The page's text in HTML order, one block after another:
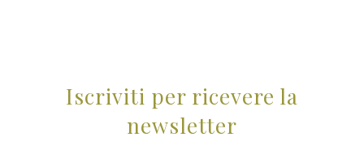
Iscriviti per ricevere la
newsletter